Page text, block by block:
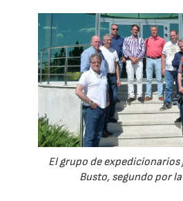
El grupo de expedicionarios
Busto, segundo por